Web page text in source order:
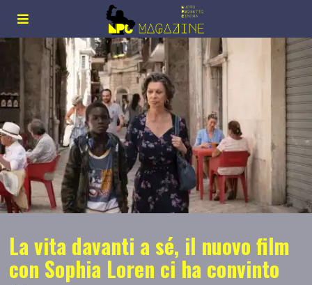
La vita davanti a sé, il nuovo film
con Sophia Loren ci ha convinto